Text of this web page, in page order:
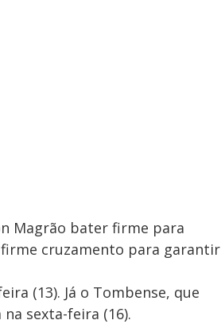
Magrão bater firme para
firme cruzamento para garantir
(13). Já o Tombense, que
sexta-feira (16).